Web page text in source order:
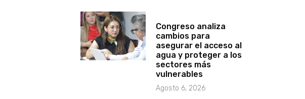
Congreso analiza
cambios para
asegurar el acceso al
agua y proteger a los
sectores más
vulnerables
Agosto 6, 2026